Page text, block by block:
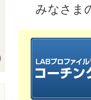
みなさま